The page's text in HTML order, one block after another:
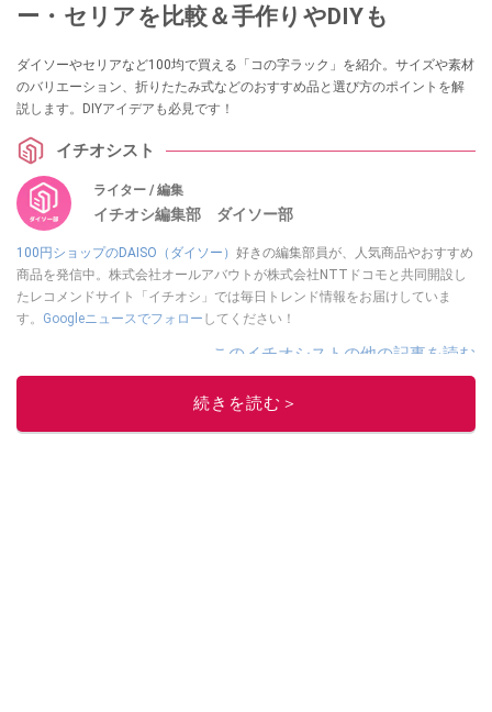
ー・セリアを比較＆手作りやDIYも
ダイソーやセリアなど100均で買える「コの字ラック」を紹介。サイズや素材
のバリエーション、折りたたみ式などのおすすめ品と選び方のポイントを解
説します。DIYアイデアも必見です！
イチオシスト
ライター / 編集
イチオシ編集部 ダイソー部
100円ショップのDAISO（ダイソー） 好きの編集部員が、人気商品やおすすめ
商品を発信中。株式会社オールアバウトが株式会社NTTドコモと共同開設し
たレコメンドサイト「イチオシ」では毎日トレンド情報をお届けしていま
す。 Googleニュースでフォロー してください！
このイチオシストの他の記事を読む
続きを読む＞